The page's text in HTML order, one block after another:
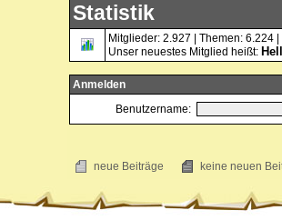
Statistik
Mitglieder: 2.927 | Themen: 6.224
Unser neuestes Mitglied heißt:
Anmelden
Benutzername:
neue Beiträge keine neuen